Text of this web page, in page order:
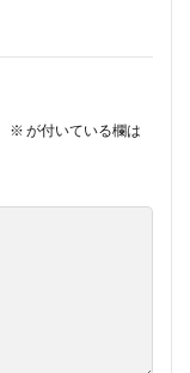
※ が付いている欄は